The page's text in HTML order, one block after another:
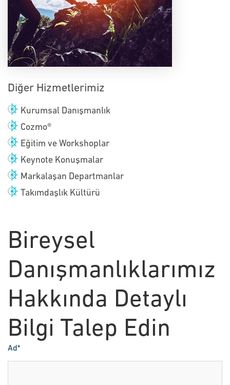
Diğer Hizmetlerimiz
Kurumsal Danışmanlık
Cozmo®
Eğitim ve Workshoplar
Keynote Konuşmalar
Markalaşan Departmanlar
Takımdaşlık Kültürü
Bireysel
Danışmanlıklarımız
Hakkında Detaylı
Bilgi Talep Edin
Ad*